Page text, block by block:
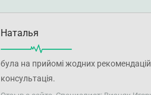
Наталья
була на прийомі жодних
консультація.